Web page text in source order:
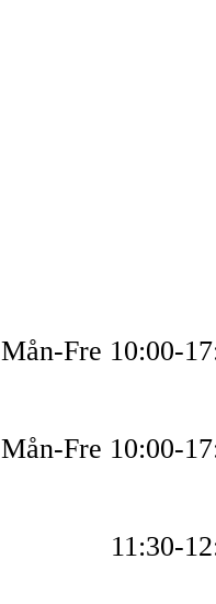
Mån-Fre 10:00-
Mån-Fre 10:00-
11:30-